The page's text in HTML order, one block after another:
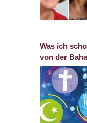
Was ich
von der